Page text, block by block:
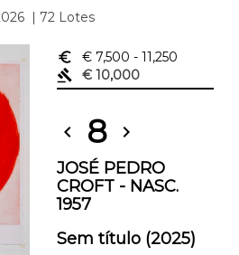
| 72 Lotes
euro_symbol € 7,500 - 11,250
gavel
€ 10,000
chevron_left 8 chevron_right
JOSÉ PEDRO
CROFT - NASC.
1957
Sem título (2025)